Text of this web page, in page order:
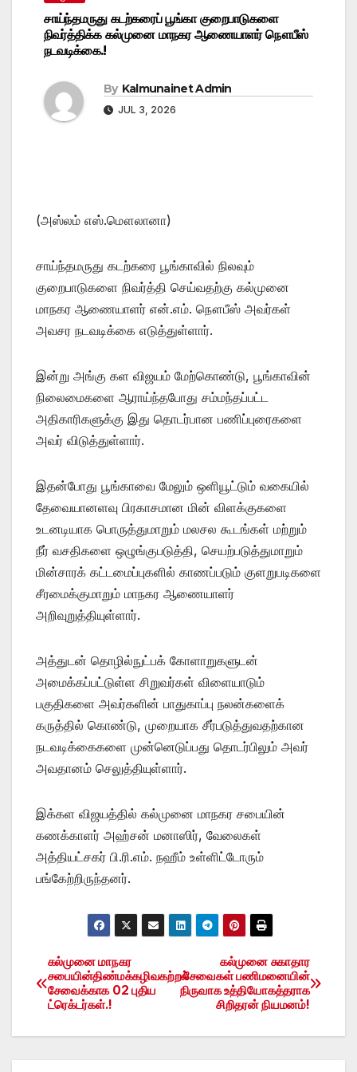
சாய்ந்தமருது கடற்கரைப் பூங்கா குறைபாடுகளை
நிவர்த்திக்க கல்முனை மாநகர ஆணையாளர் நௌபீஸ்
நடவடிக்கை.!
By Kalmunainet Admin
JUL 3, 2026
(அஸ்லம் எஸ்.மௌலானா)
சாய்ந்தமருது கடற்கரை பூங்காவில் நிலவும்
குறைபாடுகளை நிவர்த்தி செய்வதற்கு கல்முனை
மாநகர ஆணையாளர் என்.எம். நௌபீஸ் அவர்கள்
அவசர நடவடிக்கை எடுத்துள்ளார்.
இன்று அங்கு கள விஜயம் மேற்கொண்டு, பூங்காவின்
நிலைமைகளை ஆராய்ந்தபோது சம்மந்தப்பட்ட
அதிகாரிகளுக்கு இது தொடர்பான பணிப்புரைகளை
அவர் விடுத்துள்ளார்.
இதன்போது பூங்காவை மேலும் ஒளியூட்டும் வகையில்
தேவையானளவு பிரகாசமான மின் விளக்குகளை
உடனடியாக பொருத்துமாறும் மலசல கூடங்கள் மற்றும்
நீர் வசதிகளை ஒழுங்குபடுத்தி, செயற்படுத்துமாறும்
மின்சாரக் கட்டமைப்புகளில் காணப்படும் குளறுபடிகளை
சீரமைக்குமாறும் மாநகர ஆணையாளர்
அறிவுறுத்தியுள்ளார்.
அத்துடன் தொழில்நுட்பக் கோளாறுகளுடன்
அமைக்கப்பட்டுள்ள சிறுவர்கள் விளையாடும்
பகுதிகளை அவர்களின் பாதுகாப்பு நலன்களைக்
கருத்தில் கொண்டு, முறையாக சீர்படுத்துவதற்கான
நடவடிக்கைகளை முன்னெடுப்பது தொடர்பிலும் அவர்
அவதானம் செலுத்தியுள்ளார்.
இக்கள விஜயத்தில் கல்முனை மாநகர சபையின்
கணக்காளர் அஹ்சன் மனாஸிர், வேலைகள்
அத்தியட்சகர் பி.ரி.எம். நஹீம் உள்ளிட்டோரும்
பங்கேற்றிருந்தனர்.
Post
navigation
கல்முனை சுகாதார
சேவைகள் பணிமனையின்
நிருவாக உத்தியோகத்தராக
சிறிதரன் நியமனம்!
கல்முனை மாநகர
சபையின்திண்மக்கழிவகற்றல்
சேவைக்காக 02 புதிய
ட்ரெக்டர்கள்.!